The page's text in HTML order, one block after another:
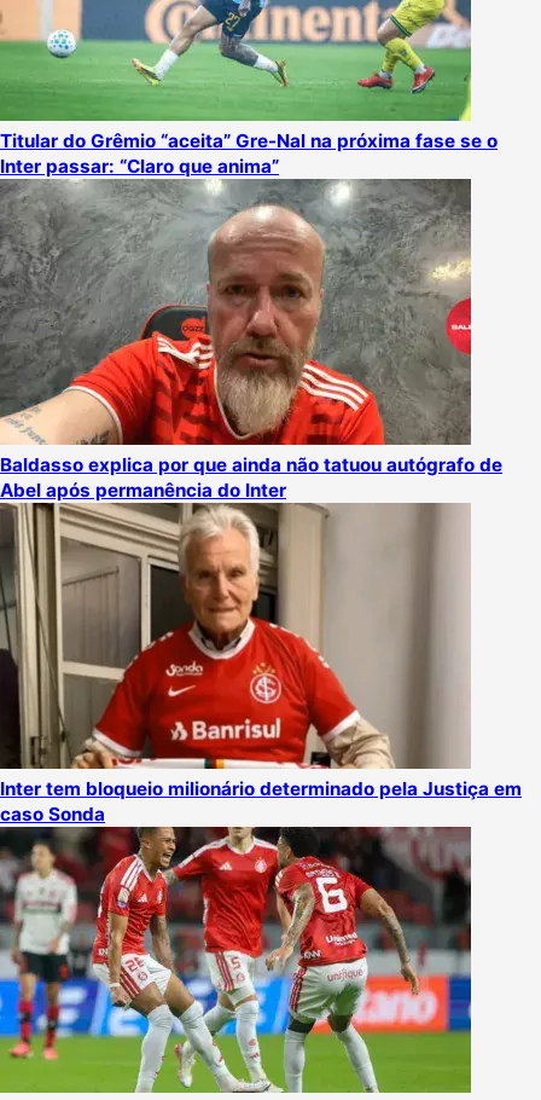
Titular do Grêmio “aceita” Gre-Nal na próxima fase se o
Inter passar: “Claro que anima”
Baldasso explica por que ainda não tatuou autógrafo de
Abel após permanência do Inter
Inter tem bloqueio milionário determinado pela Justiça em
caso Sonda